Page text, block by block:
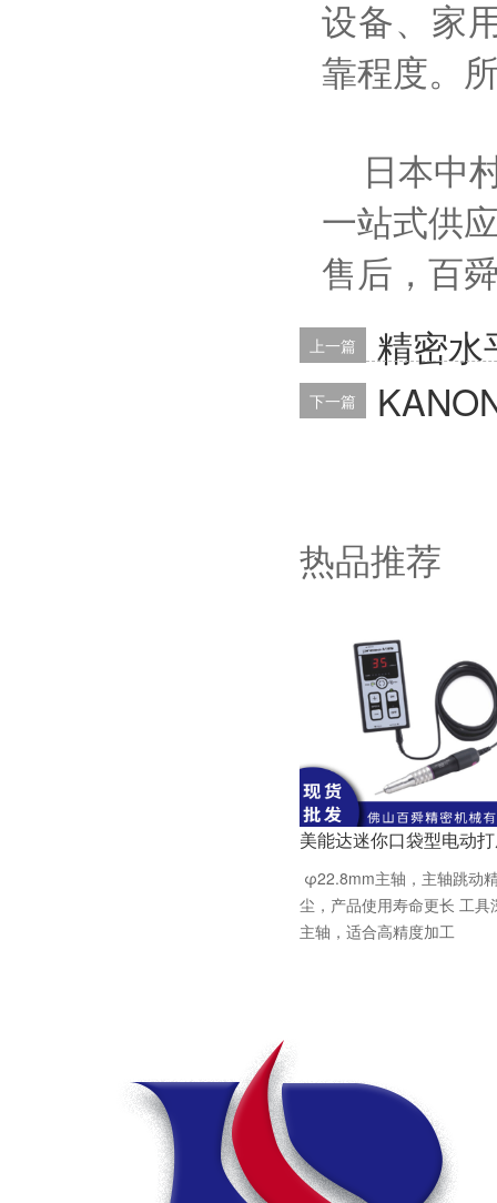
设备、家
靠程度。
日本中
一站式供
售后，百
上一篇 精密水
下一篇
热品推荐
美能达迷你口袋型电动
φ22.8mm主轴，主轴跳动
尘，产品使用寿命更长 工
主轴，适合高精度加工